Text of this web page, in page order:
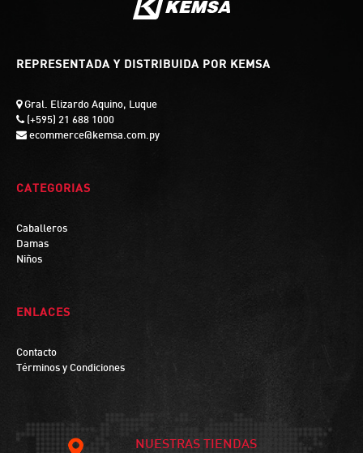
REPRESENTADA Y DISTRIBUIDA POR KEMSA
Gral. Elizardo Aquino, Luque
(+595) 21 688 1000
ecommerce@kemsa.com.py
CATEGORIAS
Caballeros
Damas
Niños
ENLACES
Contacto
Términos y Condiciones
NUESTRAS TIENDAS